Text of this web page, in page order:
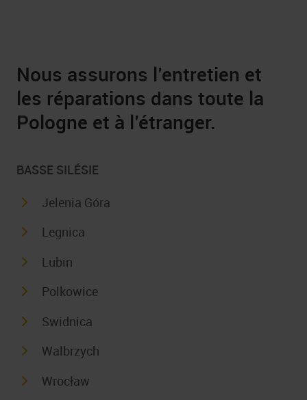
Nous assurons l’entretien et
les réparations dans toute la
Pologne et à l’étranger.
BASSE SILÉSIE
Jelenia Góra
Legnica
Lubin
Polkowice
Swidnica
Walbrzych
Wrocław